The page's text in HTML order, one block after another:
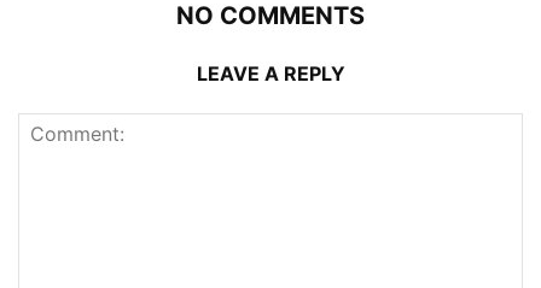
NO COMMENTS
LEAVE A REPLY